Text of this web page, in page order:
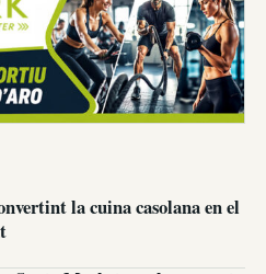
la cuina casolana en el